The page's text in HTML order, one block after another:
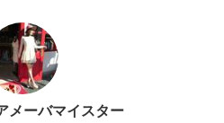
メーバマイスター